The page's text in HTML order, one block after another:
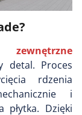
detal. Proces
rdzenia
i
płytka. Dzięki